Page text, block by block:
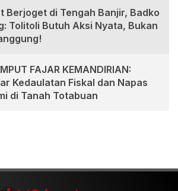
Berjoget di Tengah Banjir, Badko
Tolitoli Butuh Aksi Nyata, Bukan
FAJAR KEMANDIRIAN:
Kedaulatan Fiskal dan Napas
Ekonomi di Tanah Totabuan